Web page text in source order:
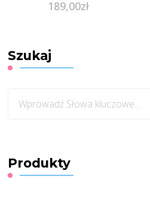
189,00zł
Szukaj
czegoś?
Produkty